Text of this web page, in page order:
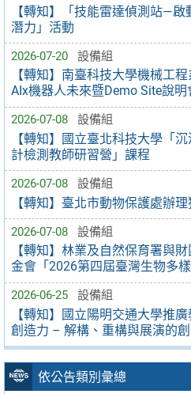
【轉知】「技能雷達偵測站—
潛力」活動
2026-07-20 設備組
【轉知】南臺科技大學機械工
AIx機器人未來暨Demo Site說
2026-07-08 設備組
【轉知】國立臺北科技大學「
計檢測教師研習營」課程
2026-07-08 設備組
【轉知】臺北市動物保護處辦
2026-07-08 設備組
【轉知】林業及自然保育署與
金會「2026第四屆臺灣生物多樣
2026-06-25 設備組
【轉知】國立陽明交通大學推
創造力 – 解構、重構與展演的創
依公告類別彙總